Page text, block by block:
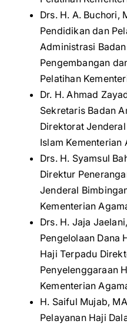
Drs. H. A. Buchori,
Pendidikan dan
Administrasi
Pengembangan
Pelatihan
Dr. H. Ahmad
Sekretaris Badan
Direktorat
Islam Kementerian
Drs. H. Syamsul
Direktur
Jenderal
Kementerian
Drs. H. Jaja
Pengelolaan Dana
Haji Terpadu
Penyelenggaraan
Kementerian
H. Saiful Mujab,
Pelayanan Haji